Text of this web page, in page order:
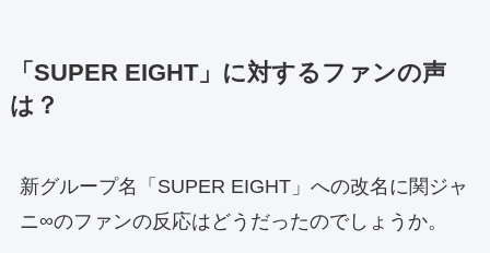
「SUPER EIGHT」に対するファンの声
は？
新グループ名「SUPER EIGHT」への改名に関ジャ
ニ∞のファンの反応はどうだったのでしょうか。